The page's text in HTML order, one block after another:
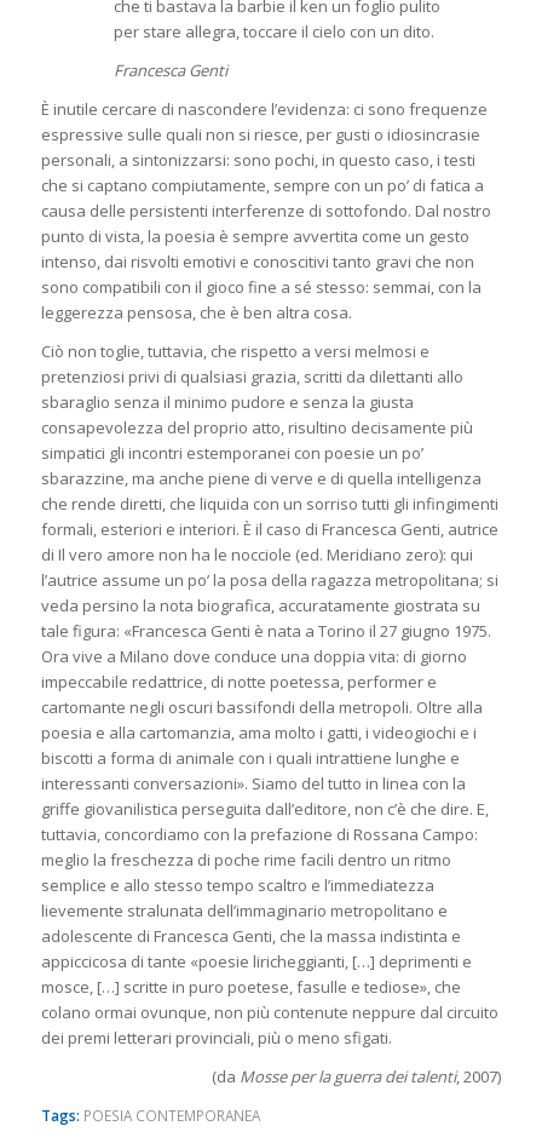
che ti bastava la barbie il ken un foglio pulito
per stare allegra, toccare il cielo con un dito.
Francesca Genti
È inutile cercare di nascondere l’evidenza: ci sono frequenze
espressive sulle quali non si riesce, per gusti o idiosincrasie
personali, a sintonizzarsi: sono pochi, in questo caso, i testi
che si captano compiutamente, sempre con un po’ di fatica a
causa delle persistenti interferenze di sottofondo. Dal nostro
punto di vista, la poesia è sempre avvertita come un gesto
intenso, dai risvolti emotivi e conoscitivi tanto gravi che non
sono compatibili con il gioco fine a sé stesso: semmai, con la
leggerezza pensosa, che è ben altra cosa.
Ciò non toglie, tuttavia, che rispetto a versi melmosi e
pretenziosi privi di qualsiasi grazia, scritti da dilettanti allo
sbaraglio senza il minimo pudore e senza la giusta
consapevolezza del proprio atto, risultino decisamente più
simpatici gli incontri estemporanei con poesie un po’
sbarazzine, ma anche piene di verve e di quella intelligenza
che rende diretti, che liquida con un sorriso tutti gli infingimenti
formali, esteriori e interiori. È il caso di Francesca Genti, autrice
di Il vero amore non ha le nocciole (ed. Meridiano zero): qui
l’autrice assume un po’ la posa della ragazza metropolitana; si
veda persino la nota biografica, accuratamente giostrata su
tale figura: «Francesca Genti è nata a Torino il 27 giugno 1975.
Ora vive a Milano dove conduce una doppia vita: di giorno
impeccabile redattrice, di notte poetessa, performer e
cartomante negli oscuri bassifondi della metropoli. Oltre alla
poesia e alla cartomanzia, ama molto i gatti, i videogiochi e i
biscotti a forma di animale con i quali intrattiene lunghe e
interessanti conversazioni». Siamo del tutto in linea con la
griffe giovanilistica perseguita dall’editore, non c’è che dire. E,
tuttavia, concordiamo con la prefazione di Rossana Campo:
meglio la freschezza di poche rime facili dentro un ritmo
semplice e allo stesso tempo scaltro e l’immediatezza
lievemente stralunata dell’immaginario metropolitano e
adolescente di Francesca Genti, che la massa indistinta e
appiccicosa di tante «poesie liricheggianti, […] deprimenti e
mosce, […] scritte in puro poetese, fasulle e tediose», che
colano ormai ovunque, non più contenute neppure dal circuito
dei premi letterari provinciali, più o meno sfigati.
(da Mosse per la guerra dei talenti, 2007)
Tags: POESIA CONTEMPORANEA